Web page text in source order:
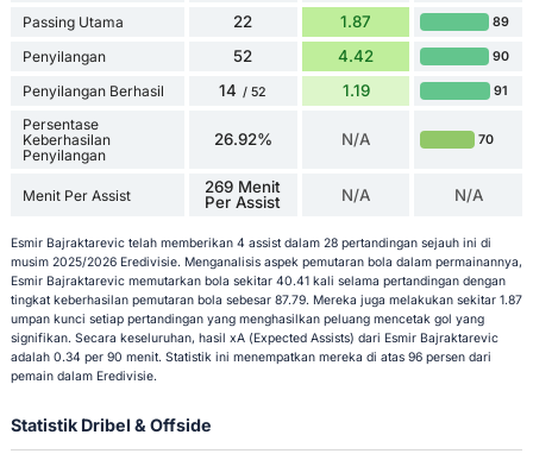
Passing Utama 22 1.87 89
Penyilangan 52 4.42 90
Penyilangan Berhasil 14 / 52 1.19 91
Persentase
Keberhasilan
Penyilangan
26.92% N/A 70
Menit Per Assist
269 Menit
Per Assist
N/A N/A
Esmir Bajraktarevic telah memberikan 4 assist dalam 28 pertandingan sejauh ini di
musim 2025/2026 Eredivisie. Menganalisis aspek pemutaran bola dalam permainannya,
Esmir Bajraktarevic memutarkan bola sekitar 40.41 kali selama pertandingan dengan
tingkat keberhasilan pemutaran bola sebesar 87.79. Mereka juga melakukan sekitar 1.87
umpan kunci setiap pertandingan yang menghasilkan peluang mencetak gol yang
signifikan. Secara keseluruhan, hasil xA (Expected Assists) dari Esmir Bajraktarevic
adalah 0.34 per 90 menit. Statistik ini menempatkan mereka di atas 96 persen dari
pemain dalam Eredivisie.
Statistik Dribel & Offside